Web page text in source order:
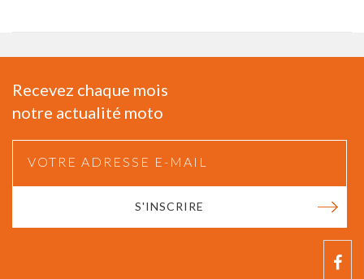
Recevez chaque mois
notre actualité moto
S'INSCRIRE